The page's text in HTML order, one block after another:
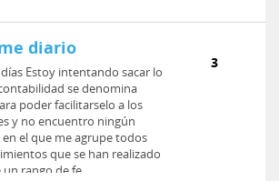
diario
Estoy intentando sacar lo
se denomina
poder facilitarselo a los
y no encuentro ningún
el que me agrupe todos
que se han realizado
rango de fe...
3